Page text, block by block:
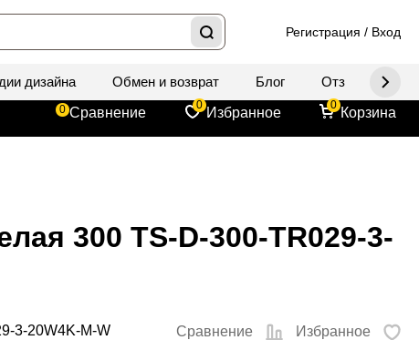
Регистрация / Вход
дизайна Обмен и возврат Блог Отзывы
0 Сравнение 0 Избранное 0 Корзина
300 TS-D-300-TR029-3-
3-20W4K-M-W Сравнение
Избранное